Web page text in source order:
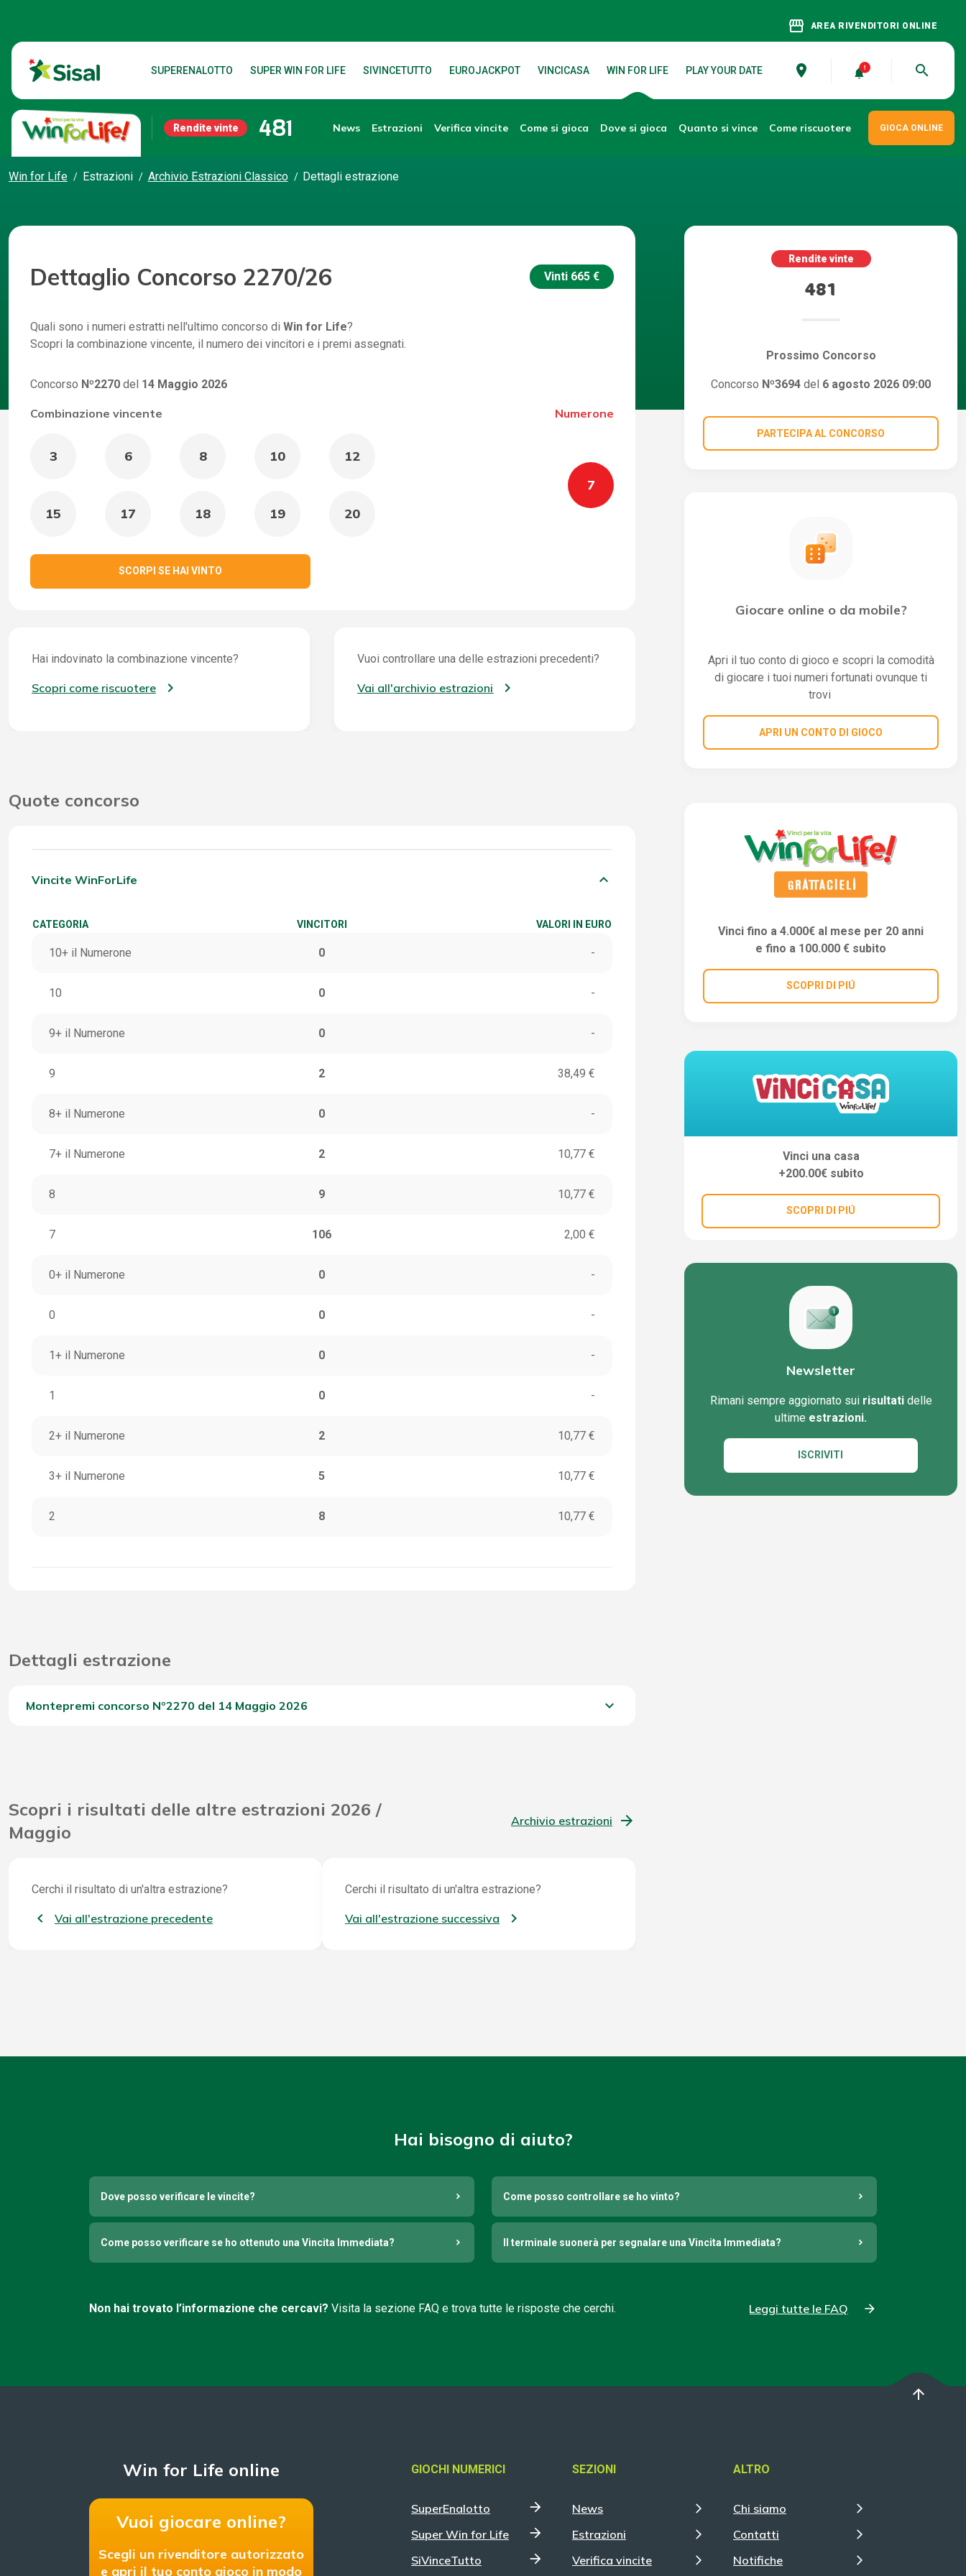
storefront AREA RIVENDITORI ONLINE
SUPERENALOTTO SUPER WIN FOR LIFE SIVINCETUTTO EUROJACKPOT VINCICASA WIN FOR LIFE PLAY YOUR DATE place search
Rendite vinte 481 News Estrazioni Verifica vincite Come si gioca Dove si gioca Quanto si vince Come riscuotere GIOCA ONLINE
Win for Life Estrazioni Archivio Estrazioni Classico Dettagli estrazione
Dettaglio Concorso 2270/26 Vinti 665 €
Quali sono i numeri estratti nell'ultimo concorso di Win for Life?
Scopri la combinazione vincente, il numero dei vincitori e i premi assegnati.
Concorso Nº2270 del 14 Maggio 2026
Combinazione vincente Numerone
3 6 8 10 12
15 17 18 19 20
7
SCORPI SE HAI VINTO
Hai indovinato la combinazione vincente?
Scopri come riscuotere
Vuoi controllare una delle estrazioni precedenti?
Vai all'archivio estrazioni
Quote concorso
Vincite WinForLife keyboard_arrow_down
CATEGORIA VINCITORI VALORI IN EURO
10+ il Numerone 0 -
10 0 -
9+ il Numerone 0 -
9 2 38,49 €
8+ il Numerone 0 -
7+ il Numerone 2 10,77 €
8 9 10,77 €
7 106 2,00 €
0+ il Numerone 0 -
0 0 -
1+ il Numerone 0 -
1 0 -
2+ il Numerone 2 10,77 €
3+ il Numerone 5 10,77 €
2 8 10,77 €
Dettagli estrazione
Montepremi concorso Nº2270 del 14 Maggio 2026 keyboard_arrow_down
Scopri i risultati delle altre estrazioni 2026 /
Maggio
Archivio estrazioni
Cerchi il risultato di un'altra estrazione?
Vai all'estrazione precedente
Cerchi il risultato di un'altra estrazione?
Vai all'estrazione successiva
Rendite vinte
481
Prossimo Concorso
Concorso Nº3694 del 6 agosto 2026 09:00
PARTECIPA AL CONCORSO
Giocare online o da mobile?
Apri il tuo conto di gioco e scopri la comodità
di giocare i tuoi numeri fortunati ovunque ti
trovi
APRI UN CONTO DI GIOCO
Vinci fino a 4.000€ al mese per 20 anni
e fino a 100.000 € subito
SCOPRI DI PIÚ
Vinci una casa
+200.00€ subito
SCOPRI DI PIÚ
Newsletter
Rimani sempre aggiornato sui risultatidelle
ultime estrazioni.
ISCRIVITI
Hai bisogno di aiuto?
Dove posso verificare le vincite? Come posso controllare se ho vinto?
Come posso verificare se ho ottenuto una Vincita Immediata? Il terminale suonerà per segnalare una Vincita Immediata?
Non hai trovato l’informazione che cercavi? Visita la sezione FAQ e trova tutte le risposte che cerchi. Leggi tutte le FAQ
arrow_upward
Win for Life online
Vuoi giocare online?
Scegli un rivenditore autorizzato
e apri il tuo conto gioco in modo
GIOCHI NUMERICI
SuperEnalotto
Super Win for Life
SiVinceTutto
SEZIONI
News
Estrazioni
Verifica vincite
ALTRO
Chi siamo
Contatti
Notifiche